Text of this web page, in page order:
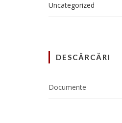
Uncategorized
DESCĂRCĂRI
Documente